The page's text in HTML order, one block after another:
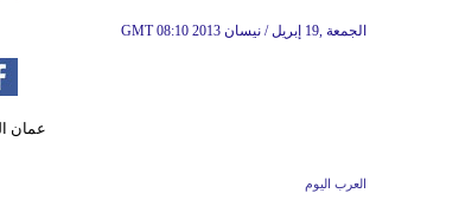
GMT 08:10 2013 الجمعة ,19 إبريل / نيسان
العرب اليوم